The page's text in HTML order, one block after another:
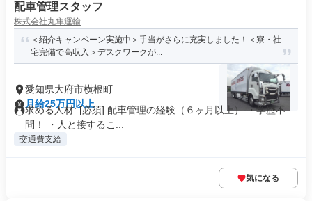
配車管理スタッフ
株式会社丸隼運輸
＜紹介キャンペーン実施中＞手当がさらに充実しました！＜寮・社
宅完備で高収入＞デスクワークが...
愛知県大府市横根町
月給25万円以上
求める人材: [必須] 配車管理の経験（６ヶ月以上） ・学歴不
問！ ・人と接するこ...
交通費支給
気になる